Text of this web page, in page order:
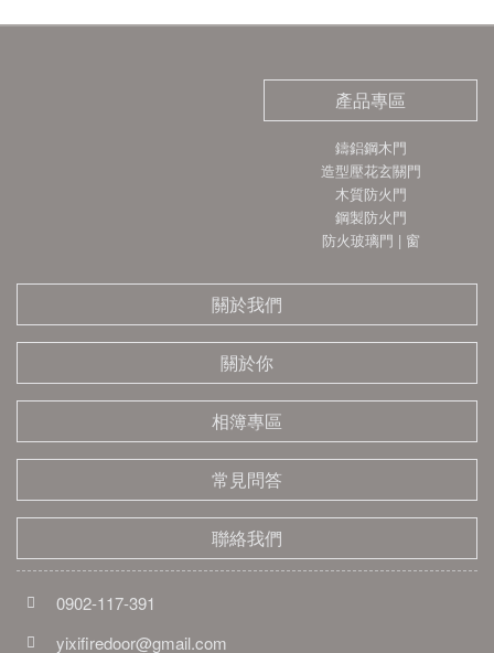
產品專區
鑄鋁鋼木門
造型壓花玄關門
木質防火門
鋼製防火門
防火玻璃門 | 窗
關於我們
關於你
相簿專區
常見問答
聯絡我們
0902-117-391
yixifiredoor@gmail.com